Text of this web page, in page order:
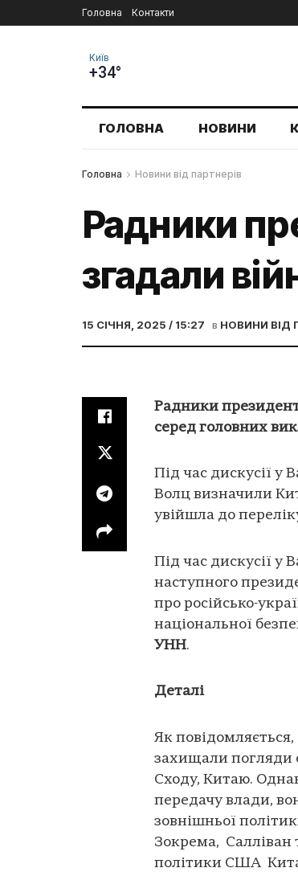
Головна Контакти
Київ
+34°
ГОЛОВНА НОВИНИ
Головна Новини від партнерів
Радники
згадали
15 СІЧНЯ, 2025 / 15:27 в НОВИНИ ВІД
Радники
серед головних
Під час дискусії
Волц визначили
увійшла до
Під час дискусії у
наступного
про російсько-
національної
УНН.
Деталі
Як
захищали погляди
Сходу, Китаю.
передачу влади,
зовнішньої
Зокрема, Салліван
політики США